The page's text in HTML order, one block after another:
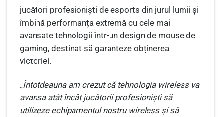
jucători profesioniști de esports din jurul lumii și
îmbină performanța extremă cu cele mai
avansate tehnologii într-un design de mouse de
gaming, destinat să garanteze obținerea
victoriei.
„Întotdeauna am crezut că tehnologia wireless va
avansa atât încât jucătorii profesioniști să
utilizeze echipamentul nostru wireless și să